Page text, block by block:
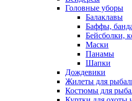
Головные уборы
Балаклавы
Баффы,
Бейсболки,
Маски
Панамы
Шапки
Дождевики
Жилеты для
Костюмы для